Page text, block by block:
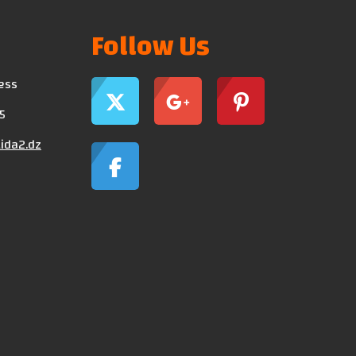
Follow Us